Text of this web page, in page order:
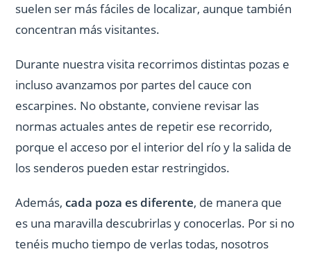
suelen ser más fáciles de localizar, aunque también
concentran más visitantes.
Durante nuestra visita recorrimos distintas pozas e
incluso avanzamos por partes del cauce con
escarpines. No obstante, conviene revisar las
normas actuales antes de repetir ese recorrido,
porque el acceso por el interior del río y la salida de
los senderos pueden estar restringidos.
Además,cada poza es diferente, de manera que
es una maravilla descubrirlas y conocerlas. Por si no
tenéis mucho tiempo de verlas todas, nosotros